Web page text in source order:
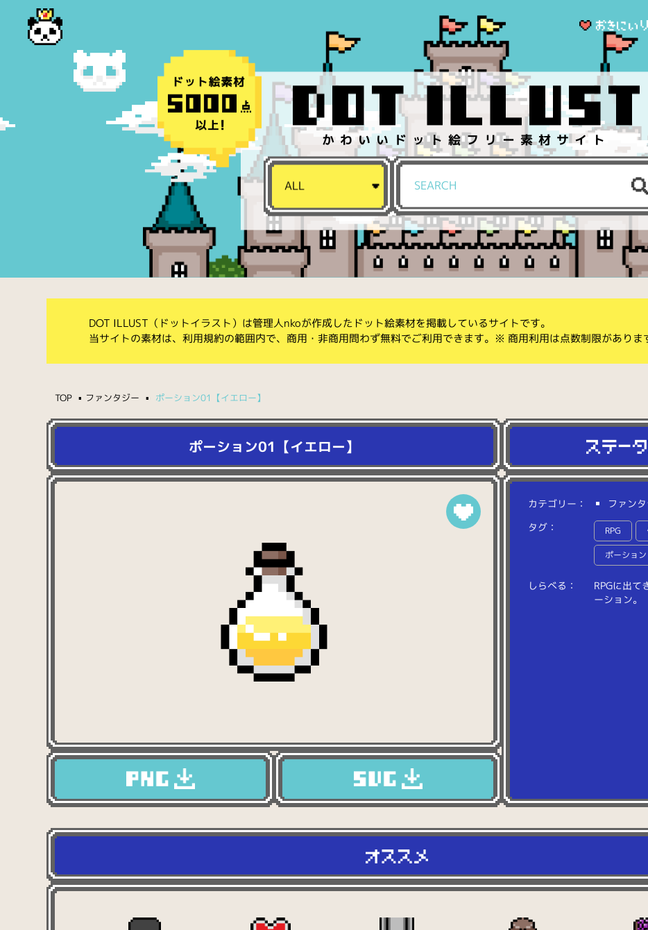
かわいいドット絵フリー素材サイト
DOT ILLUST（ドットイラスト）は管理人nkoが作成したドット絵素材を掲載しているサイトです。
当サイトの素材は、利用規約の範囲内で、商用・非商用問わず無料でご利用できます。※ 商用利用は点数制限がありま
TOP ファンタジー ポーション01【イエロー】
ポーション01【イエロー】
カテゴリー：
ファン
タグ：
RPG
ポーション
しらべる： RPGに出て
ーシ ョ ン。